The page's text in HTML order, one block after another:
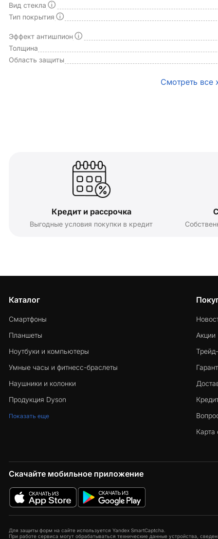
Вид стекла
Тип покрытия
Эффект антишпион
Толщина
Область защиты
Смотреть все
Кредит и рассрочка
Выгодные условия покупки в кредит
Каталог
Смартфоны
Планшеты
Ноутбуки и компьютеры
Умные часы и фитнесс-браслеты
Наушники и колонки
Продукция Dyson
Показать еще
Акции
Карта
Скачайте мобильное приложение
Для защиты форм на сайте используется Yandex SmartCaptcha.
При работе сервиса могут обрабатываться технические данные устройства,